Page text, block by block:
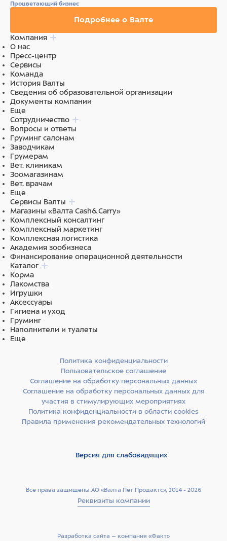
Процветающий бизнес
Подробнее о Валте
Компания
О нас
Пресс-центр
Сервисы
Команда
История Валты
Сведения об образовательной организации
Документы компании
Еще
Сотрудничество
Вопросы и ответы
Груминг салонам
Заводчикам
Грумерам
Вет. клиникам
Зоомагазинам
Вет. врачам
Еще
Сервисы Валты
Магазины «Валта Cash&Carry»
Комплексный консалтинг
Комплексный маркетинг
Комплексная логистика
Академия зообизнеса
Финансирование операционной деятельности
Каталог
Корма
Лакомства
Игрушки
Аксессуары
Гигиена и уход
Груминг
Наполнители и туалеты
Еще
Все права защищены АО «Валта Пет Продактс», 2014 - 2026
Реквизиты компании
Политика конфиденциальности
Пользовательское соглашение
Соглашение на обработку персональных данных
Соглашение на обработку персональных данных для
участия в стимулирующих мероприятиях
Политика конфиденциальности в области cookies
Правила применения рекомендательных технологий
Версия для слабовидящих
Разработка сайта –­ компания «Факт»